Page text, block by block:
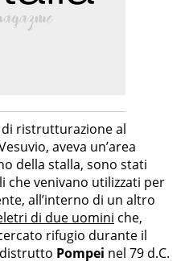
di ristrutturazione al
aveva un’area
della stalla, sono stati
che venivano utilizzati per
all’interno di un altro
di due uomini che,
rifugio durante il
Pompei nel 79 d.C.